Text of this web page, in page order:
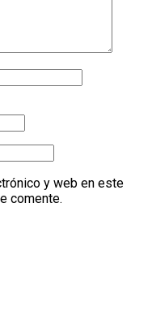
y web en este
comente.